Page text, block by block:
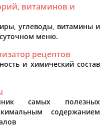
витаминов и
углеводы, витамины и
меню.
рецептов
и химический состав
самых полезных
содержанием